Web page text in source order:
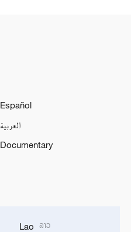
Español
العربية
Documentary
Lao ລາວ